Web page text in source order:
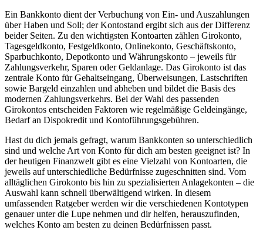
Ein Bankkonto dient der Verbuchung von Ein- und Auszahlungen
über Haben und Soll; der Kontostand ergibt sich aus der Differenz
beider Seiten. Zu den wichtigsten Kontoarten zählen Girokonto,
Tagesgeldkonto, Festgeldkonto, Onlinekonto, Geschäftskonto,
Sparbuchkonto, Depotkonto und Währungskonto – jeweils für
Zahlungsverkehr, Sparen oder Geldanlage. Das Girokonto ist das
zentrale Konto für Gehaltseingang, Überweisungen, Lastschriften
sowie Bargeld einzahlen und abheben und bildet die Basis des
modernen Zahlungsverkehrs. Bei der Wahl des passenden
Girokontos entscheiden Faktoren wie regelmäßige Geldeingänge,
Bedarf an Dispokredit und Kontoführungsgebühren.
Hast du dich jemals gefragt, warum Bankkonten so unterschiedlich
sind und welche Art von Konto für dich am besten geeignet ist? In
der heutigen Finanzwelt gibt es eine Vielzahl von Kontoarten, die
jeweils auf unterschiedliche Bedürfnisse zugeschnitten sind. Vom
alltäglichen Girokonto bis hin zu spezialisierten Anlagekonten – die
Auswahl kann schnell überwältigend wirken. In diesem
umfassenden Ratgeber werden wir die verschiedenen Kontotypen
genauer unter die Lupe nehmen und dir helfen, herauszufinden,
welches Konto am besten zu deinen Bedürfnissen passt.